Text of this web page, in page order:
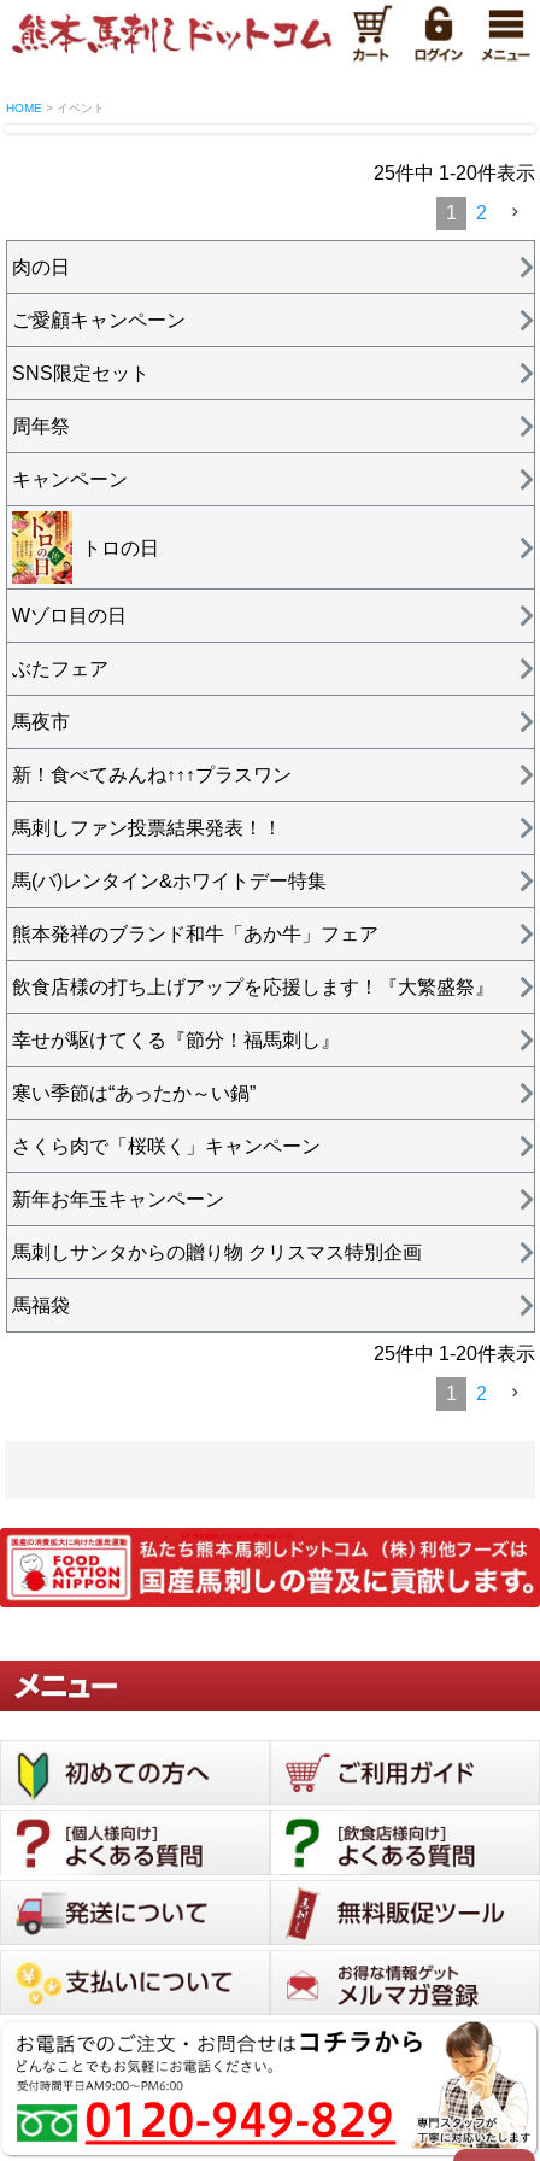
HOME イベント
25件中 1-20件表示
1
2
肉の日
ご愛顧キャンペーン
SNS限定セット
周年祭
キャンペーン
トロの日
Wゾロ目の日
ぶたフェア
馬夜市
新！食べてみんね↑↑↑プラスワン
馬刺しファン投票結果発表！！
馬(バ)レンタイン&ホワイトデー特集
熊本発祥のブランド和牛「あか牛」フェア
飲食店様の打ち上げアップを応援します！『大繁盛祭』
幸せが駆けてくる『節分！福馬刺し』
寒い季節は“あったか～い鍋”
さくら肉で「桜咲く」キャンペーン
新年お年玉キャンペーン
馬刺しサンタからの贈り物 クリスマス特別企画
馬福袋
25件中 1-20件表示
1
2